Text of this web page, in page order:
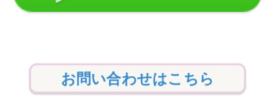
お問い合わせはこちら